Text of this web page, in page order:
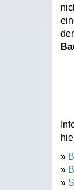
»
»
»